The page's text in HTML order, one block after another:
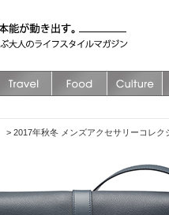
> 2017年秋冬 メンズアクセサリーコレク